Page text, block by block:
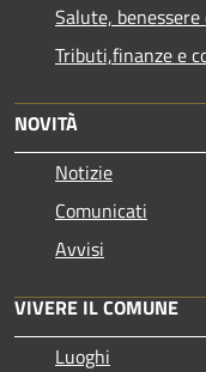
Salute,
Tributi,finanze e
NOVITÀ
Notizie
Comunicati
Avvisi
VIVERE IL COMUNE
Luoghi